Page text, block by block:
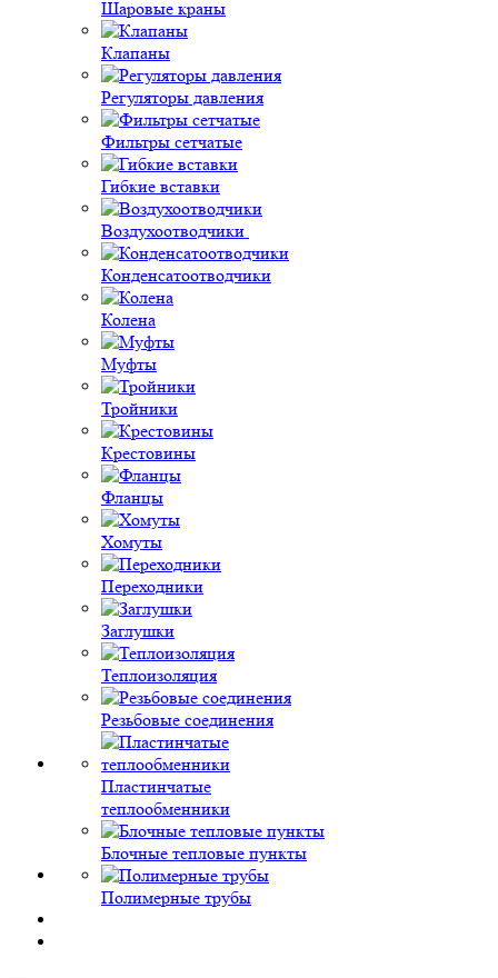
Шаровые краны
Клапаны
Регуляторы давления
Фильтры сетчатые
Гибкие вставки
Воздухоотводчики
Конденсатоотводчики
Колена
Муфты
Тройники
Крестовины
Фланцы
Хомуты
Переходники
Заглушки
Теплоизоляция
Резьбовые соединения
Пластинчатые
теплообменники
Блочные тепловые пункты
Полимерные трубы